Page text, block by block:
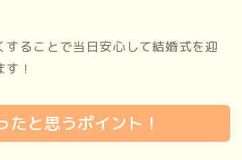
することで当日安心して結婚式を迎
！
たと思うポイント！